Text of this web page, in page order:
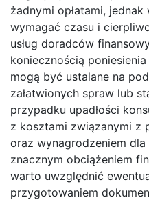
żadnymi opłatami,
wymagać czasu i
usług doradców
koniecznością
mogą być ustalane na
załatwionych spraw lub
przypadku upadłości
z kosztami związanymi z
oraz wynagrodzeniem
znacznym obciążeniem
warto uwzględnić
przygotowaniem